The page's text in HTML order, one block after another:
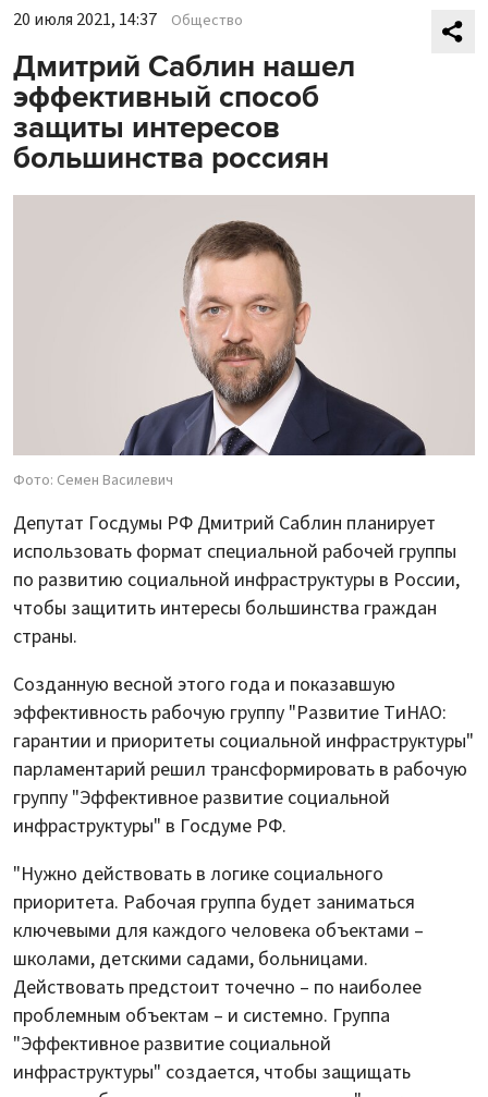
20 июля 2021, 14:37 Общество
Дмитрий Саблин нашел
эффективный способ
защиты интересов
большинства россиян
Фото: Семен Василевич
Депутат Госдумы РФ Дмитрий Саблин планирует
использовать формат специальной рабочей группы
по развитию социальной инфраструктуры в России,
чтобы защитить интересы большинства граждан
страны.
Созданную весной этого года и показавшую
эффективность рабочую группу "Развитие ТиНАО:
гарантии и приоритеты социальной инфраструктуры"
парламентарий решил трансформировать в рабочую
группу "Эффективное развитие социальной
инфраструктуры" в Госдуме РФ.
"Нужно действовать в логике социального
приоритета. Рабочая группа будет заниматься
ключевыми для каждого человека объектами –
школами, детскими садами, больницами.
Действовать предстоит точечно – по наиболее
проблемным объектам – и системно. Группа
"Эффективное развитие социальной
инфраструктуры" создается, чтобы защищать